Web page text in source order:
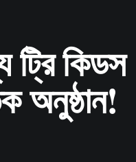
ট্রি কিডস
অনুষ্ঠান!